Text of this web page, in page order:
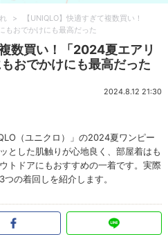
>
【UNIQLO】快適すぎて複数買い！
もおでかけにも最高だった
数買い！「2024夏エアリ
おでかけにも最高だった
2024.8.12 21:30
（ユニクロ）」の2024夏ワンピー
とした肌触りが心地良く、部屋着はも
トドアにもおすすめの一着です。実際
の着回しを紹介します。